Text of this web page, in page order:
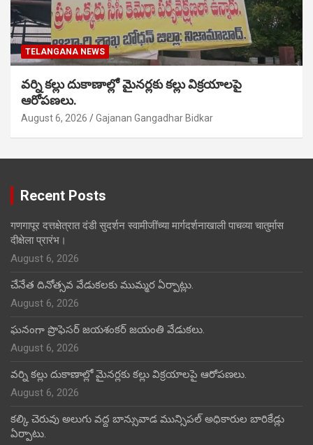
TELANGANA NEWS
వర్ని కల్లు దుకాణాల్లో మైనర్లకు కల్లు విక్రయాలపై
ఆరోపణలు.
August 6, 2026 Gajanan Gangadhar Bidkar
Recent Posts
गणगापूर दत्तक्षेत्रात दंडी सुदर्शन स्वामीजींच्या मार्गदर्शनाखाली पाचव्या चातुर्मास
दीक्षेला प्रारंभ।
August 6, 2026
చేనేత దినోత్సవ వేడుకలకు ముమ్మర ఏర్పాట్లు.
August 6, 2026
ఘనంగా ప్రొఫెసర్ జయశంకర్ జయంతి వేడుకలు.
August 6, 2026
వర్ని కల్లు దుకాణాల్లో మైనర్లకు కల్లు విక్రయాలపై ఆరోపణలు.
August 6, 2026
కల్కి చెరువు అలుగు వద్ద బాన్సువాడ మున్సిపల్ అధికారుల బారికేడ్లు
ఏర్పాటు.